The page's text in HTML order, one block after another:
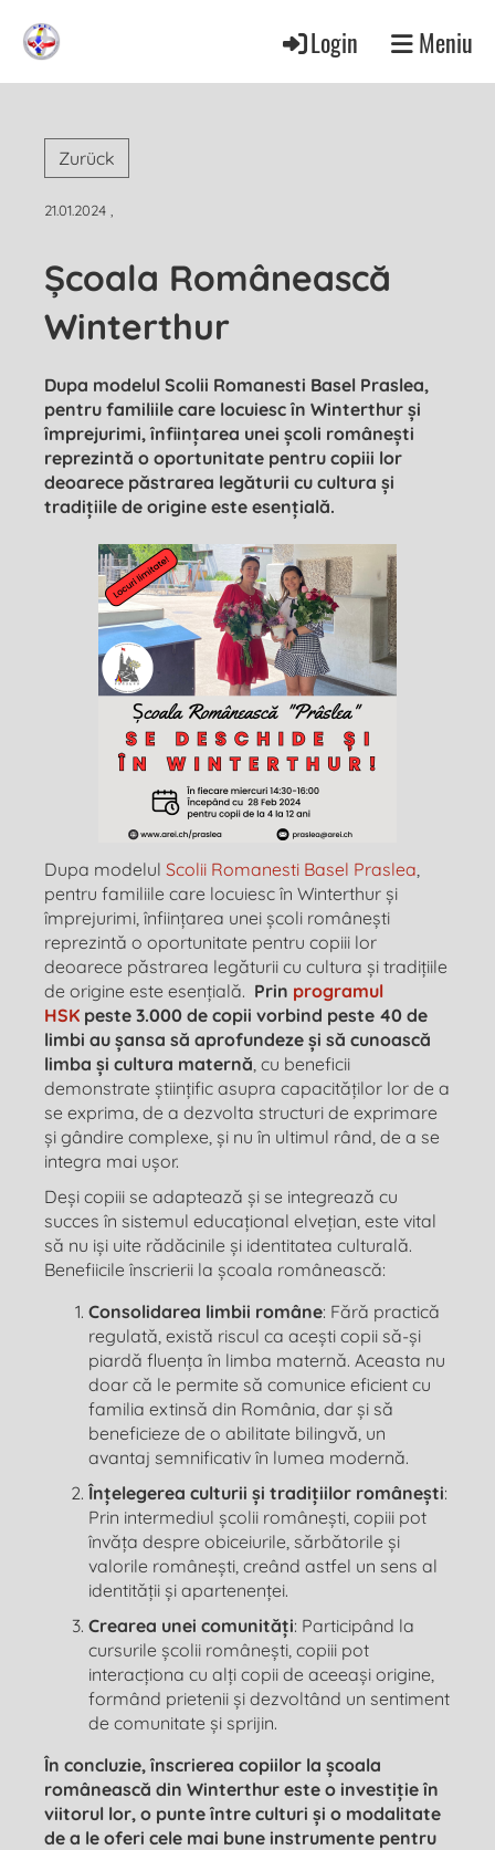
Login Meniu
Zurück
21.01.2024
Școala Românească
Winterthur
Dupa modelul Scolii Romanesti Basel Praslea,
pentru familiile care locuiesc în Winterthur și
împrejurimi, înființarea unei școli românești
reprezintă o oportunitate pentru copiii lor
deoarece păstrarea legăturii cu cultura și
tradițiile de origine este esențială.
Dupa modelul Scolii Romanesti Basel Praslea,
pentru familiile care locuiesc în Winterthur și
împrejurimi, înființarea unei școli românești
reprezintă o oportunitate pentru copiii lor
deoarece păstrarea legăturii cu cultura și tradițiile
de origine este esențială. Prin programul
HSK peste 3.000 de copii vorbind peste 40 de
limbi au șansa să aprofundeze și să cunoască
limba și cultura maternă, cu beneficii
demonstrate științific asupra capacităților lor de a
se exprima, de a dezvolta structuri de exprimare
și gândire complexe, și nu în ultimul rând, de a se
integra mai ușor.
Deși copiii se adaptează și se integrează cu
succes în sistemul educațional elvețian, este vital
să nu iși uite rădăcinile și identitatea culturală.
Benefiicile înscrierii la școala românească:
Consolidarea limbii române: Fără practică
regulată, există riscul ca acești copii să-și
piardă fluența în limba maternă. Aceasta nu
doar că le permite să comunice eficient cu
familia extinsă din România, dar și să
beneficieze de o abilitate bilingvă, un
avantaj semnificativ în lumea modernă.
Înțelegerea culturii și tradițiilor românești:
Prin intermediul școlii românești, copiii pot
învăța despre obiceiurile, sărbătorile și
valorile românești, creând astfel un sens al
identității și apartenenței.
Crearea unei comunități: Participând la
cursurile școlii românești, copiii pot
interacționa cu alți copii de aceeași origine,
formând prietenii și dezvoltând un sentiment
de comunitate și sprijin.
În concluzie, înscrierea copiilor la școala
românească din Winterthur este o investiție în
viitorul lor, o punte între culturi și o modalitate
de a le oferi cele mai bune instrumente pentru